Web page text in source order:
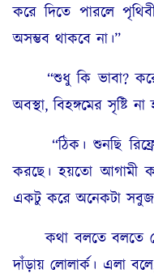
করে দিতে পারলে
অসম্ভব থাকবে না।”
“শুধু কি ভাবা?
অবস্থা, বিহঙ্গমের সৃষ্টি
“ঠিক। শুনছি
করছে। হয়তো আগামী
একটু করে অনেকটা সবুজ
কথা বলতে বলতে
দাঁড়ায় লোলার্ক। এলা